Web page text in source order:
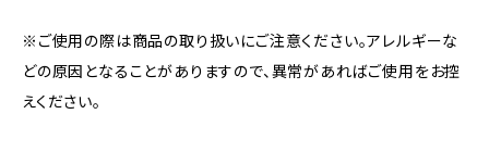
※ご使用の際は商品の取り扱いにご注意ください。アレルギーな
どの原因となることがありますので、異常があればご使用をお控
えください。